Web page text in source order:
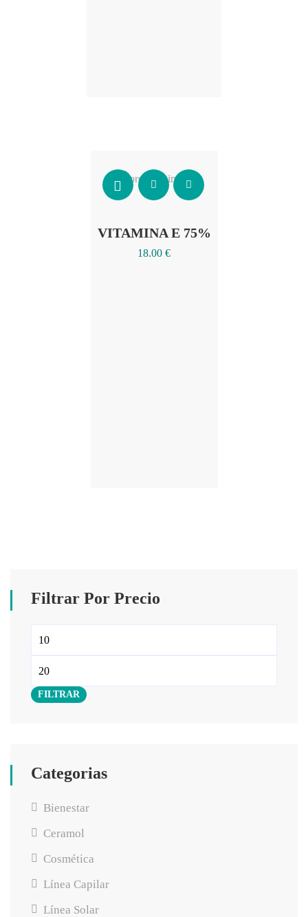
Filtrar Por Precio
FILTRAR
Categorias
Bienestar
Ceramol
Cosmética
Línea Capilar
Línea Solar
Añadir al carrito
VITAMINA E 75%
18.00 €